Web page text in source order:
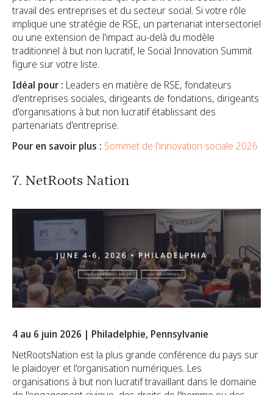
travail des entreprises et du secteur social. Si votre rôle
implique une stratégie de RSE, un partenariat intersectoriel
ou une extension de l'impact au-delà du modèle
traditionnel à but non lucratif, le Social Innovation Summit
figure sur votre liste.
Idéal pour : Leaders en matière de RSE, fondateurs
d'entreprises sociales, dirigeants de fondations, dirigeants
d'organisations à but non lucratif établissant des
partenariats d'entreprise.
Pour en savoir plus : Sommet de l'innovation sociale 2026
7. NetRoots Nation
4 au 6 juin 2026 | Philadelphie, Pennsylvanie
NetRootsNation est la plus grande conférence du pays sur
le plaidoyer et l'organisation numériques. Les
organisations à but non lucratif travaillant dans le domaine